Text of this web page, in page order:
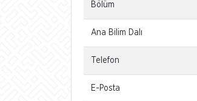
Bölüm
Ana Bilim Dalı
Telefon
E-Posta